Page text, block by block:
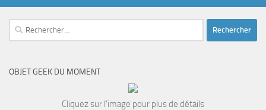
Rechercher :
OBJET GEEK DU MOMENT
Cliquez sur l'image pour plus de détails